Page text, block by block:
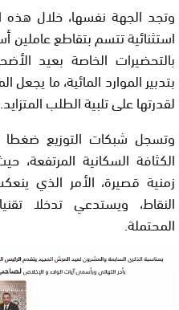
وتجد الجهة نفسها، خلال
استثنائية تتسم بتقاطع عاملين
بالتحضيرات الخاصة بعيد
بتدبير الموارد المائية، ما يجعل
لقدرتها على تلبية الطلب المتزايد.
وتسجل شبكات التوزيع ضغطا
الكثافة السكانية
زمنية قصيرة، الأمر الذي
النقاط، ويستدعي تدخلا
المحتملة.